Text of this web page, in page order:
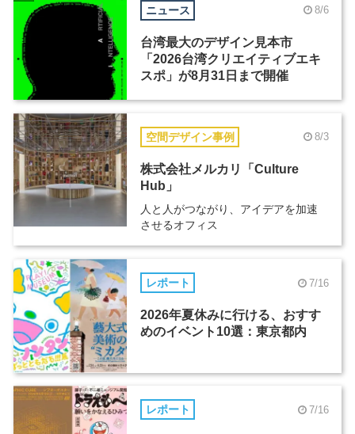
ニュース 8/6
台湾最大のデザイン見本市
「2026台湾クリエイティブエキ
スポ」が8月31日まで開催
空間デザイン事例 8/3
株式会社メルカリ「Culture
Hub」
人と人がつながり、アイデアを加速
させるオフィス
レポート 7/16
2026年夏休みに行ける、おすす
めのイベント10選：東京都内
レポート 7/16